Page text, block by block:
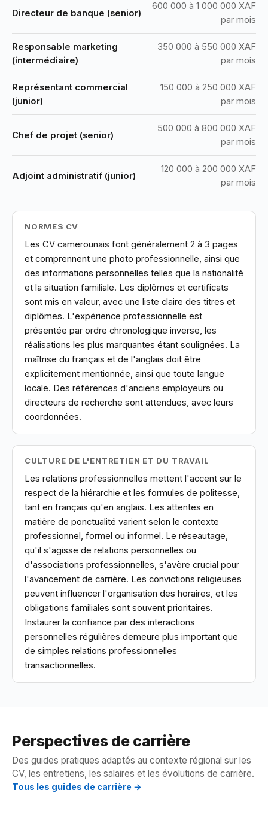
Directeur de banque (senior)
600 000 à 1 000 000 XAF
par mois
Responsable marketing
(intermédiaire)
350 000 à 550 000 XAF
par mois
Représentant commercial
(junior)
150 000 à 250 000 XAF
par mois
Chef de projet (senior)
500 000 à 800 000 XAF
par mois
Adjoint administratif (junior)
120 000 à 200 000 XAF
par mois
NORMES CV
Les CV camerounais font généralement 2 à 3 pages
et comprennent une photo professionnelle, ainsi que
des informations personnelles telles que la nationalité
et la situation familiale. Les diplômes et certificats
sont mis en valeur, avec une liste claire des titres et
diplômes. L'expérience professionnelle est
présentée par ordre chronologique inverse, les
réalisations les plus marquantes étant soulignées. La
maîtrise du français et de l'anglais doit être
explicitement mentionnée, ainsi que toute langue
locale. Des références d'anciens employeurs ou
directeurs de recherche sont attendues, avec leurs
coordonnées.
CULTURE DE L'ENTRETIEN ET DU TRAVAIL
Les relations professionnelles mettent l'accent sur le
respect de la hiérarchie et les formules de politesse,
tant en français qu'en anglais. Les attentes en
matière de ponctualité varient selon le contexte
professionnel, formel ou informel. Le réseautage,
qu'il s'agisse de relations personnelles ou
d'associations professionnelles, s'avère crucial pour
l'avancement de carrière. Les convictions religieuses
peuvent influencer l'organisation des horaires, et les
obligations familiales sont souvent prioritaires.
Instaurer la confiance par des interactions
personnelles régulières demeure plus important que
de simples relations professionnelles
transactionnelles.
Perspectives de carrière
Des guides pratiques adaptés au contexte régional sur les
CV, les entretiens, les salaires et les évolutions de carrière.
Tous les guides de carrière →